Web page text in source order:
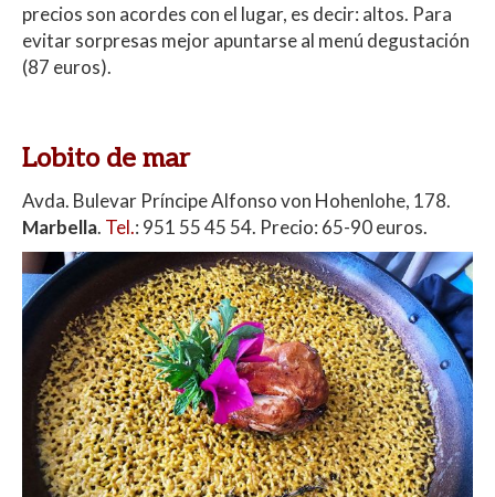
precios son acordes con el lugar, es decir: altos. Para
evitar sorpresas mejor apuntarse al menú degustación
(87 euros).
Lobito de mar
Avda. Bulevar Príncipe Alfonso von Hohenlohe, 178.
Marbella. Tel.: 951 55 45 54. Precio: 65-90 euros.